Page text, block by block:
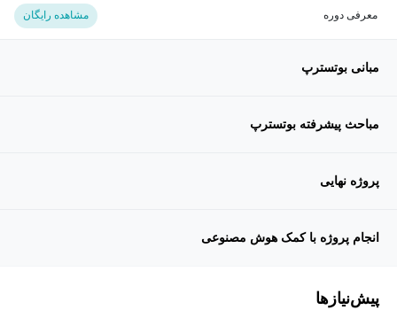
معرفی دوره مشاهده رایگان
مبانی بوتسترپ
مباحث پیشرفته بوتسترپ
پروژه نهایی
انجام پروژه با کمک هوش مصنوعی
پیش‌نیاز‌ها